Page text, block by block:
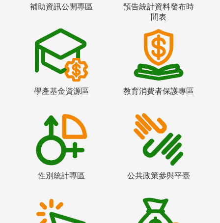
補助資訊公開專區
預告統計資料發布時
間表
學產基金資源區 教育消費者保護專區
性別統計專區 公共政策參與平臺